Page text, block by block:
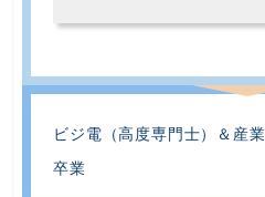
ビジ電（高度専門士）＆産
卒業